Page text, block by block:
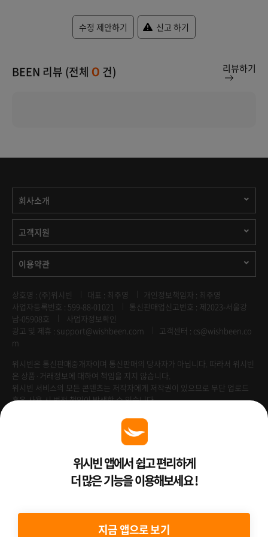
수정 제안하기 신고 하기
BEEN 리뷰 (전체 0 건) 리뷰하기
회사소개
고객지원
이용약관
상호명 : (주)위시빈 대표 : 최주영
개인정보책임자 : 최주영
사업자등록번호 : 599-88-01021
통신판매업신고번호 : 제2023-서울강
남-05908호
사업자정보확인
광고 및 제휴 : support@wishbeen.com
고객센터 : cs@wishbeen.co
m
위시빈은 통신판매중개자이며 통신판매의 당사자가 아닙니다. 따라서 위시빈
은 상품·거래정보에 대하여 책임을 지지 않습니다.
위시빈 서비스의 모든 콘텐츠는 저작자에게 저작권이 있으므로 무단 업로드
혹은 사용 시 법적 책임이 발생할 수 있습니다.
Venture Enterprise위시빈 앱에서 쉽고 편리하게
더 많은 기능을 이용해보세요 !
지금 앱으로 보기